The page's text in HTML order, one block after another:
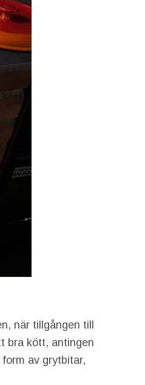
när tillgången till
bra kött, antingen
av grytbitar,